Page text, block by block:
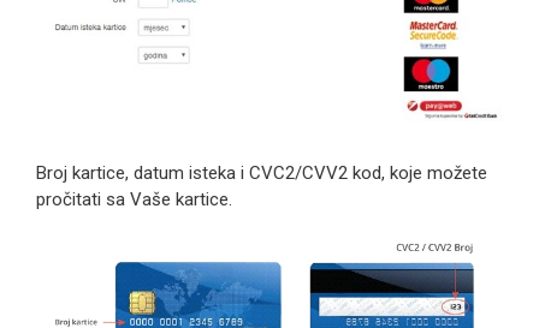
Broj kartice, datum isteka i CVC2/CVV2 kod, koje možete
pročitati sa Vaše kartice.